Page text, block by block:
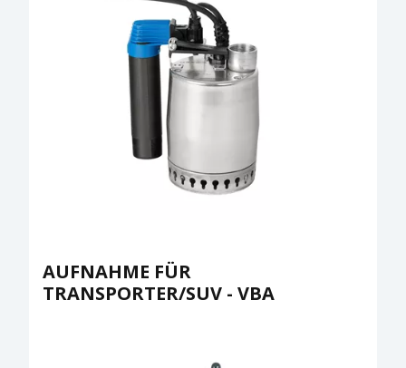
AUFNAHME FÜR
TRANSPORTER/SUV - VBA